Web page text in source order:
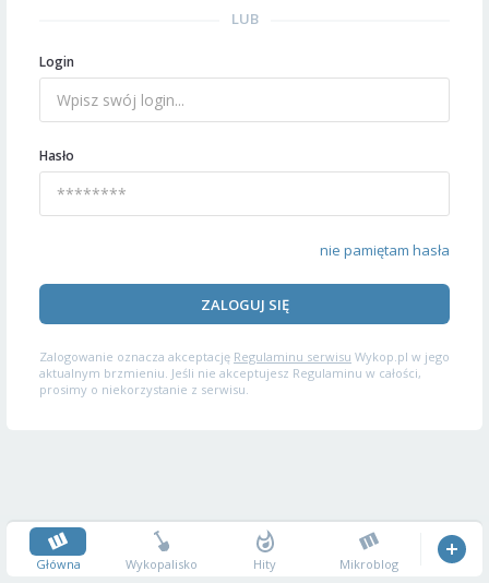
LUB
Login
Hasło
nie pamiętam hasła
ZALOGUJ SIĘ
Zalogowanie oznacza akceptację Regulaminu serwisu Wykop.pl w jego
aktualnym brzmieniu. Jeśli nie akceptujesz Regulaminu w całości,
prosimy o niekorzystanie z serwisu.
Główna Wykopalisko Hity Mikroblog